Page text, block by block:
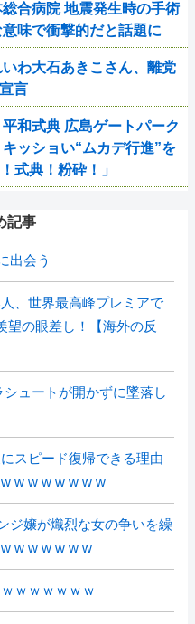
総合病院 地震発生時の手術
味で衝撃的だと話題に
いわ大石あきこさん、離党
言
平和式典 広島ゲートパーク
ッショい“ムカデ行進”を
式典！粉砕！」
記事
出会う
、世界最高峰プレミアで
望の眼差し！【海外の反
シュートが開かずに墜落し
スピード復帰できる理由
w w w w w w w
ジ嬢が熾烈な女の争いを繰
w w w w w w
ｗｗｗｗｗｗ